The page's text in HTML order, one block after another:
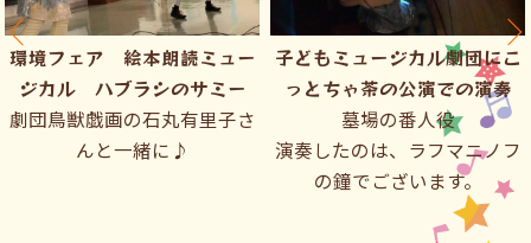
子どもミュージカル劇団にこ
っとちゃ茶の公演での演奏
墓場の番人役
演奏したのは、ラフマニノフ
市内の画家さんの作品が、た
まちゃんそっくりで。。
Ayumi Mikamiさんの作品
ピアノがたまちゃんそっくり
だったので、思わず購入